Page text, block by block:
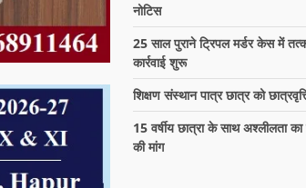
नोटिस
25 साल पुराने ट्रिपल मर्डर केस में
कार्रवाई शुरू
शिक्षण संस्थान पात्र छात्र को
15 वर्षीय छात्रा के साथ अश्लीलता का
की मांग